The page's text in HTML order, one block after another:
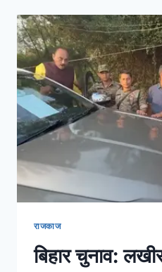
राजकाज
बिहार चुनाव: